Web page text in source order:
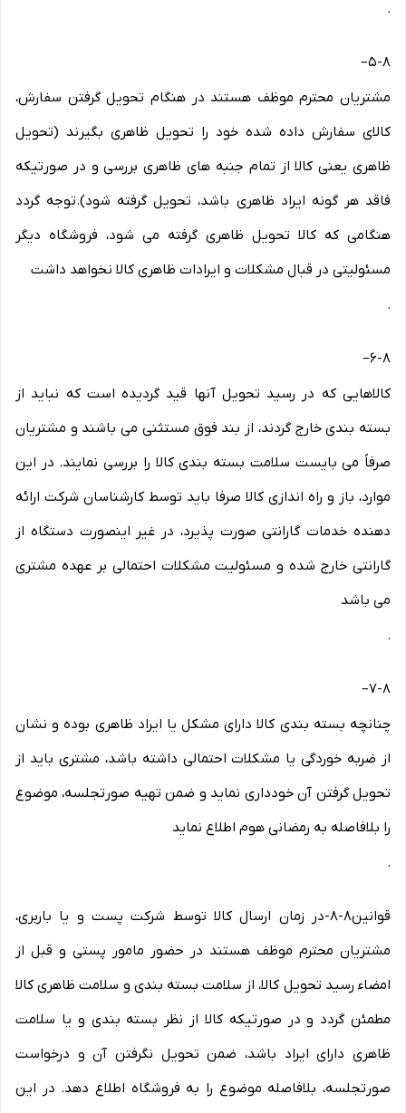
.
۵-۸–
مشتریان محترم موظف هستند در هنگام تحویل گرفتن سفارش،
کالای سفارش داده شده خود را تحویل ظاهری بگیرند (تحویل
ظاهری یعنی کالا از تمام جنبه های ظاهری بررسی و در صورتیکه
فاقد هر گونه ایراد ظاهری باشد، تحویل گرفته شود).توجه گردد
هنگامی که کالا تحویل ظاهری گرفته می شود، فروشگاه دیگر
مسئولیتی در قبال مشکلات و ایرادات ظاهری کالا نخواهد داشت
.
۶-۸–
کالاهایی که در رسید تحویل آنها قید گردیده است که نباید از
بسته بندی خارج گردند، از بند فوق مستثنی می باشند و مشتریان
صرفاً می بایست سلامت بسته بندی کالا را بررسی نمایند. در این
موارد، باز و راه اندازی کالا صرفا باید توسط کارشناسان شرکت ارائه
دهنده خدمات گارانتی صورت پذیرد، در غیر اینصورت دستگاه از
گارانتی خارج شده و مسئولیت مشکلات احتمالی بر عهده مشتری
می باشد
.
۷-۸–
چنانچه بسته بندی کالا دارای مشکل یا ایراد ظاهری بوده و نشان
از ضربه خوردگی یا مشکلات احتمالی داشته باشد، مشتری باید از
تحویل گرفتن آن خودداری نماید و ضمن تهیه صورتجلسه، موضوع
را بلافاصله به رمضانی هوم اطلاع نماید
.
قوانین۸-۸-در زمان ارسال کالا توسط شرکت پست و یا باربری،
مشتریان محترم موظف هستند در حضور مامور پستی و قبل از
امضاء رسید تحویل کالا، از سلامت بسته بندی و سلامت ظاهری کالا
مطمئن گردد و در صورتیکه کالا از نظر بسته بندی و یا سلامت
ظاهری دارای ایراد باشد، ضمن تحویل نگرفتن آن و درخواست
صورتجلسه، بلافاصله موضوع را به فروشگاه اطلاع دهد. در این